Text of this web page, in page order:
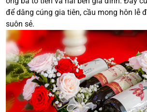
để dâng cúng gia tiên, cầu mong hôn lễ
suôn sẻ.